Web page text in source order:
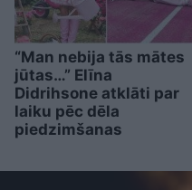
“Man nebija tās mātes
jūtas…” Elīna
Didrihsone atklāti par
laiku pēc dēla
piedzimšanas